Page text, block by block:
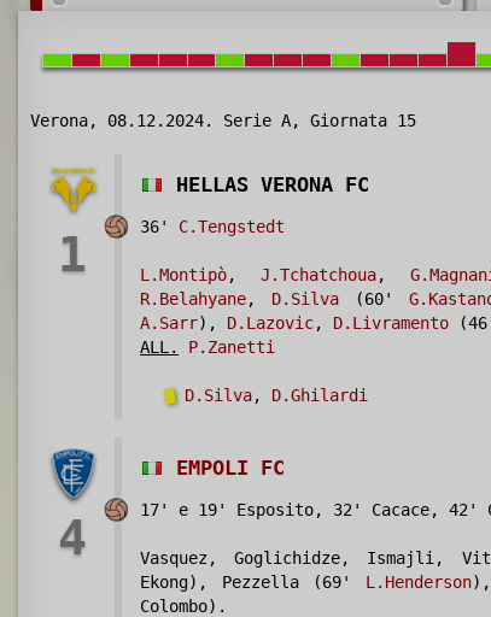
Verona, 08.12.2024. Serie A, Giornata 15
1
HELLAS VERONA FC
36' C.Tengstedt
L.Montipò, J.Tchatchoua,
R.Belahyane, D.Silva(60'
A.Sarr), D.Lazovic, D.Livramento
ALL.
P.Zanetti
D.Silva, D.Ghilardi
4
EMPOLI FC
17' e 19' Esposito, 32' Cacace, 42'
Vasquez, Goglichidze, Ismajli,
Ekong), Pezzella (69' L.Henderson),
Colombo).